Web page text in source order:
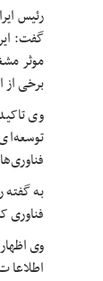
برخی از
وی
به گفته
فناوری